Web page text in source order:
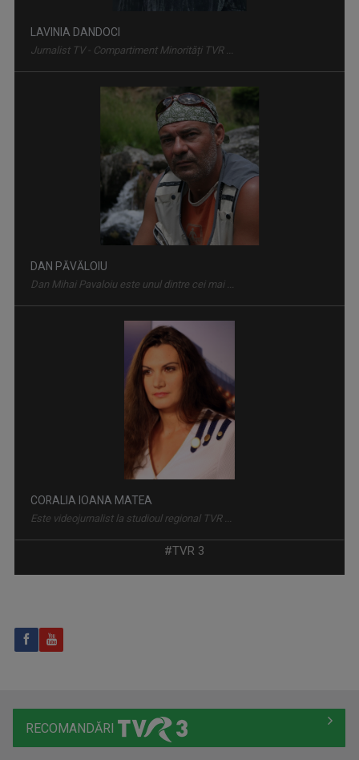
MEMORIA LOCULUI
O emisiune care își propune să descopere ...
Duminică, ora 13.00, la TVR3
MEMORIA TIPARULUI
LAVINIA DANDOCI
Jurnalist TV - Compartiment Minorități TVR ...
DAN PĂVĂLOIU
Dan Mihai Pavaloiu este unul dintre cei mai ...
CORALIA IOANA MATEA
Este videojurnalist la studioul regional TVR ...
CLAUDIA PREDILĂ
#TVR 3
RECOMANDĂRI